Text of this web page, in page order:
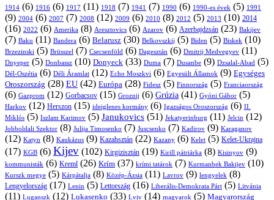
1914 (6) 1916 (6) 1917 (11) 1918 (7) 1941 (7) 1990 (6) 1990-es évek (5) 1991
(9) 2004 (6) 2007 (7) 2008 (12) 2009 (6) 2010 (8) 2012 (5) 2013 (10) 2014
(16) 2022 (6) Amerika (8) Aresztovics (6) Azarov (6) Azerbajdzsán (23) Bakijev
(7) Baku (11) Bandera (6) Belarusz (30) Belkovszkij (5) Biden (5) Biskek (10)
Brzezinski (5) Brüsszel (7) Csecsenföld (6) Dagesztán (6) Dmitrij Medvegyev (11)
Dnyeper (5) Donbassz (10) Donyeck (33) Duma (7) Dusanbe (9) Dzsalal-Abad (5)
Dél-Oszétia (6) Déli Áramlat (12) Echo Moszkvi (6) Egyesült Államok (9) Egységes
Oroszország (28) EU (42) Európa (28) Fidesz (5) Finnország (5) Franciaország
(6) Gazprom (12) Gorbacsov (15) Groznij (6) Grúzia (41) Gyóni Gábor (5)
Harkov (12) Herszon (15) ideiglenes kormány (6) Igazságos Oroszország (6) II.
Miklós (5) Iszlam Karimov (5) Janukovics (51) Jekatyerinburg (11) Jelcin (12)
Jobboldali Szektor (8) Julija Timosenko (7) Juscsenko (7) Kadirov (9) Karaganov
(12) Katyn (8) Kaukázus (9) Kazahsztán (22) Kazany (6) Kelet (5) Kelet-Ukrajna
(17) KGB (6) Kijev (102) Kirgizisztán (19) Kirill pátriárka (8) Kisinyov (9)
kommunisták (6) Kreml (26) Krím (37) krími tatárok (7) Kurmanbek Bakijev (10)
Kurszk megye (5) Kárpátalja (8) Közép-Ázsia (11) Lavrov (9) lengyelek (8)
Lengyelország (17) Lenin (5) Lettország (16) Liberális-Demokrata Párt (5) Litvánia
(11) Luganszk (12) Lukasenko (33) Lviv (14) magyarok (5) Magyarország